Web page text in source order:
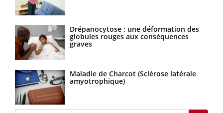
Drépanocytose : une déformation des
globules rouges aux conséquences
graves
Maladie de Charcot (Sclérose latérale
amyotrophique)